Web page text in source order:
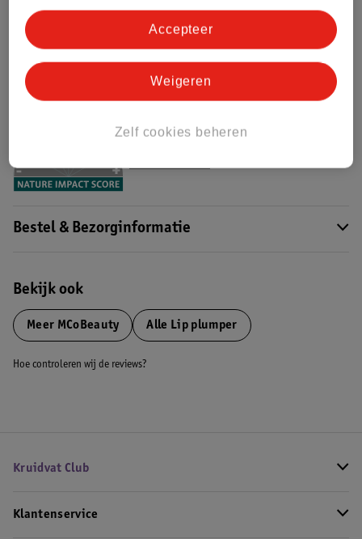
Productinformatie
Nature Impact Score
Dit product heeft (nog) geen Nature
Bestel & Bezorginformatie
Bekijk ook
Meer MCoBeauty Alle Lip plumper
Hoe controleren wij de reviews?
Kruidvat Club
Klantenservice
Zelf cookies beheren
Weigeren
Accepteer